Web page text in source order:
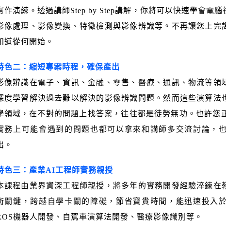
作演練。透過講師Step by Step講解，你將可以快速學會電
像處理、影像變換、特徵檢測與影像辨識等。不再讓您上完
道從何開始。
色二：縮短專案時程，確保產出
像辨識在電子、資訊、金融、零售、醫療、通訊、物流等領
度學習解決過去難以解決的影像辨識問題。然而這些演算法
領域，在不對的問題上找答案，往往都是徒勞無功。也許您
務上可能會遇到的問題也都可以拿來和講師多交流討論，
。
色三：產業AI工程師實務親授
課程由業界資深工程師親授，將多年的實務開發經驗淬鍊在
關鍵，跨越自學卡關的障礙，節省寶貴時間，能迅速投入
機器人開發、自駕車演算法開發、醫療影像識別等。